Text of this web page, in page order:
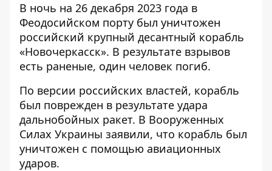
В ночь на 26 декабря 2023 года в
Феодосийском порту был уничтожен
российский крупный десантный корабль
«Новочеркасск». В результате взрывов
есть раненые, один человек погиб.
По версии российских властей, корабль
был поврежден в результате удара
дальнобойных ракет. В Вооруженных
Силах Украины заявили, что корабль был
уничтожен с помощью авиационных
ударов.